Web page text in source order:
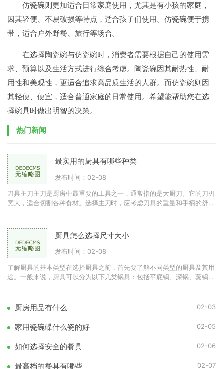
仿瓷碗则更加适合日常家庭使用，尤其是有小孩的家庭，
因其轻便、不易破损等特点，适合孩子们使用。仿瓷碗便于携
带，适合户外野餐、旅行等场合。
在选择陶瓷碗与仿瓷碗时，消费者需要根据自己的使用需
求、预算以及生活方式进行综合考虑。陶瓷碗因其耐热性、耐
用性和美观性，更适合追求高品质生活的人群。而仿瓷碗则因
其轻便、便宜，适合普通家庭的日常使用。希望能帮助您在选
择碗具时做出明智的决策。
热门新闻
最实用的厨具有哪些种类
发布时间：02-08
刀具主刀主刀是厨房中最重要的工具之一，通常指的是大厨刀。它的刀刃
宽大，适合切割各种食材。选择主刀时，应考虑刀具的重量和手柄的舒适
厨具怎么选择尺寸大小
发布时间：02-08
了解厨具的基本类型在选择厨具之前，首先要了解不同类型的厨具及其用
途。一般来说，厨具可以分为以下几类锅具：包括平底锅、深锅、蒸锅
厨房用品有什么 02-03
家用瓷碗碟什么瓷的好 02-05
如何选择安全的餐具 02-06
最高档的餐具有哪些 02-07